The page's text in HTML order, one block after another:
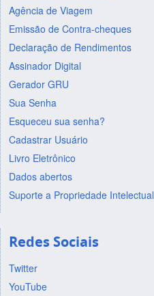
Agência de Viagem
Emissão de Contra-cheques
Declaração de Rendimentos
Assinador Digital
Gerador GRU
Sua Senha
Esqueceu sua senha?
Cadastrar Usuário
Livro Eletrônico
Dados abertos
Suporte a Propriedade Intelectual
Redes Sociais
Twitter
YouTube